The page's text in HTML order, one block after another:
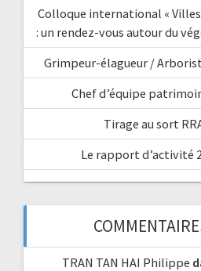
Colloque international «
: un rendez-vous autour du
Grimpeur-élagueur /
Chef d’équipe
Tirage au sort
Le rapport d’activité
TRAN TAN HAI Philippe